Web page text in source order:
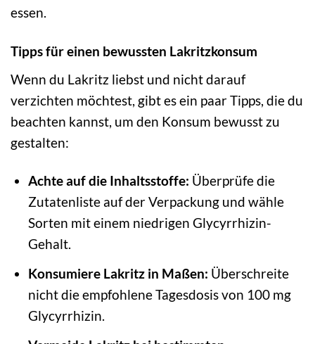
essen.
Tipps für einen bewussten Lakritzkonsum
Wenn du Lakritz liebst und nicht darauf
verzichten möchtest, gibt es ein paar Tipps, die du
beachten kannst, um den Konsum bewusst zu
gestalten:
Achte auf die Inhaltsstoffe: Überprüfe die
Zutatenliste auf der Verpackung und wähle
Sorten mit einem niedrigen Glycyrrhizin-
Gehalt.
Konsumiere Lakritz in Maßen: Überschreite
nicht die empfohlene Tagesdosis von 100 mg
Glycyrrhizin.